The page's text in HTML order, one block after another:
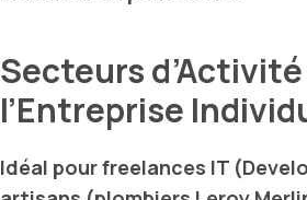
Secteurs
l’Entreprise
Idéal pour freelances IT (